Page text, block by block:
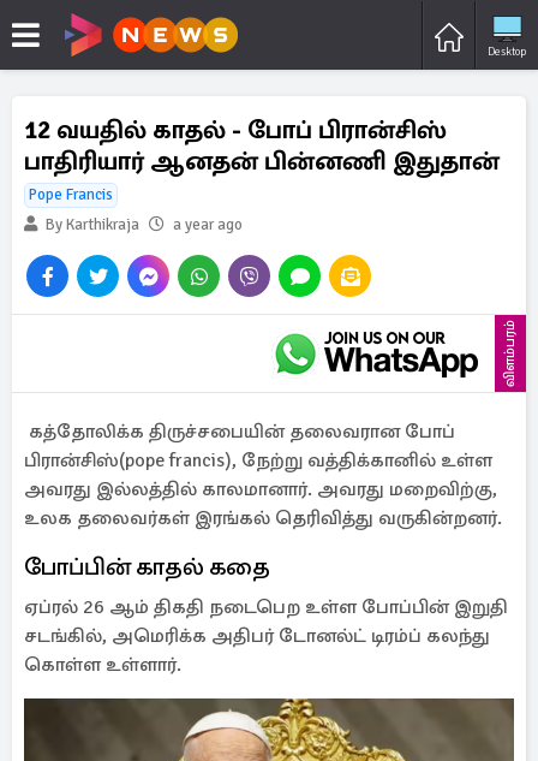
Desktop
12 வயதில் காதல் - போப் பிரான்சிஸ்
பாதிரியார் ஆனதன் பின்னணி இதுதான்
Pope Francis
By Karthikraja
a year ago
விளம்பரம்
கத்தோலிக்க திருச்சபையின் தலைவரான போப்
பிரான்சிஸ்(pope francis), நேற்று வத்திக்கானில் உள்ள
அவரது இல்லத்தில் காலமானார். அவரது மறைவிற்கு,
உலக தலைவர்கள் இரங்கல் தெரிவித்து வருகின்றனர்.
போப்பின் காதல் கதை
ஏப்ரல் 26 ஆம் திகதி நடைபெற உள்ள போப்பின் இறுதி
சடங்கில், அமெரிக்க அதிபர் டோனல்ட் டிரம்ப் கலந்து
கொள்ள உள்ளார்.